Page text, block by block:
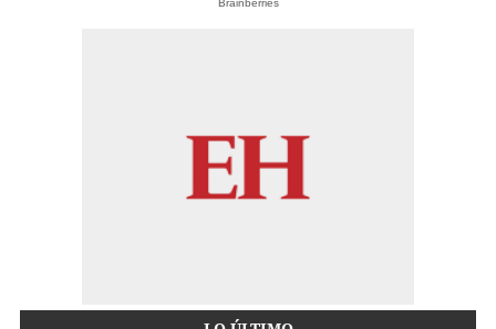
Brainberries